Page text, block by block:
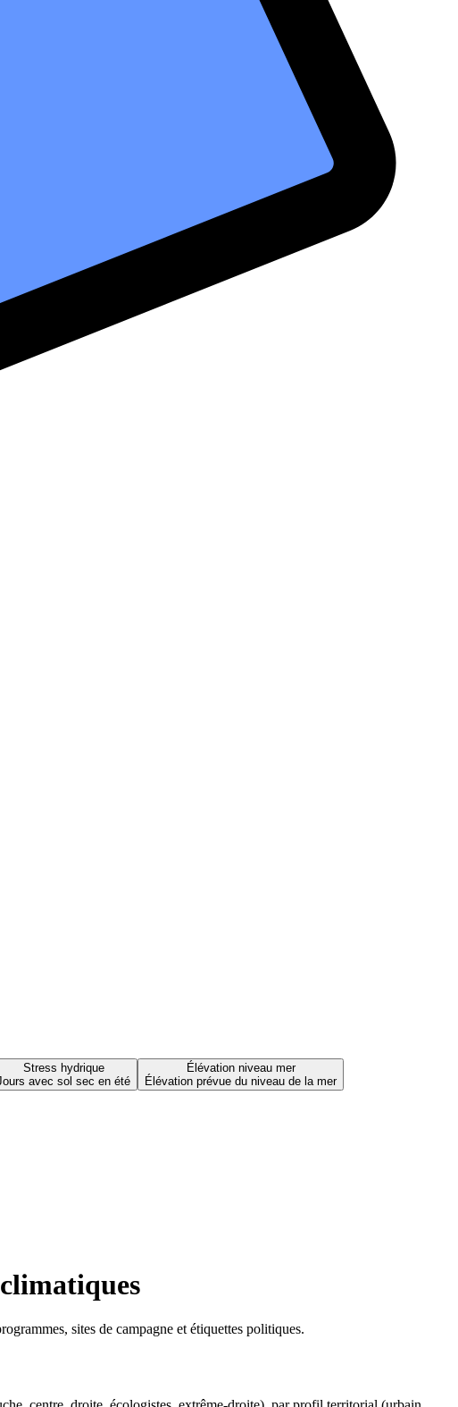
Stress hydrique
avec sol sec en été
Élévation niveau mer
Élévation prévue du niveau de la mer
sites de campagne et étiquettes politiques.